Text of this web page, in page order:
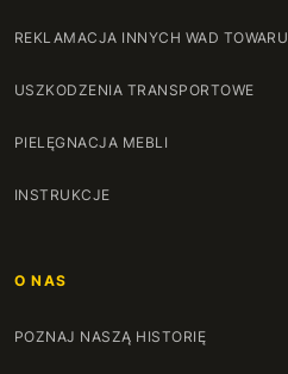
REKLAMACJA INNYCH WAD TOWARU
USZKODZENIA TRANSPORTOWE
PIELĘGNACJA MEBLI
INSTRUKCJE
O NAS
POZNAJ NASZĄ HISTORIĘ